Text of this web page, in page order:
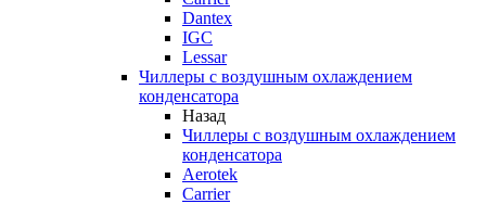
Dantex
IGC
Lessar
Чиллеры с воздушным охлаждением
конденсатора
Назад
Чиллеры с воздушным охлаждением
конденсатора
Aerotek
Carrier